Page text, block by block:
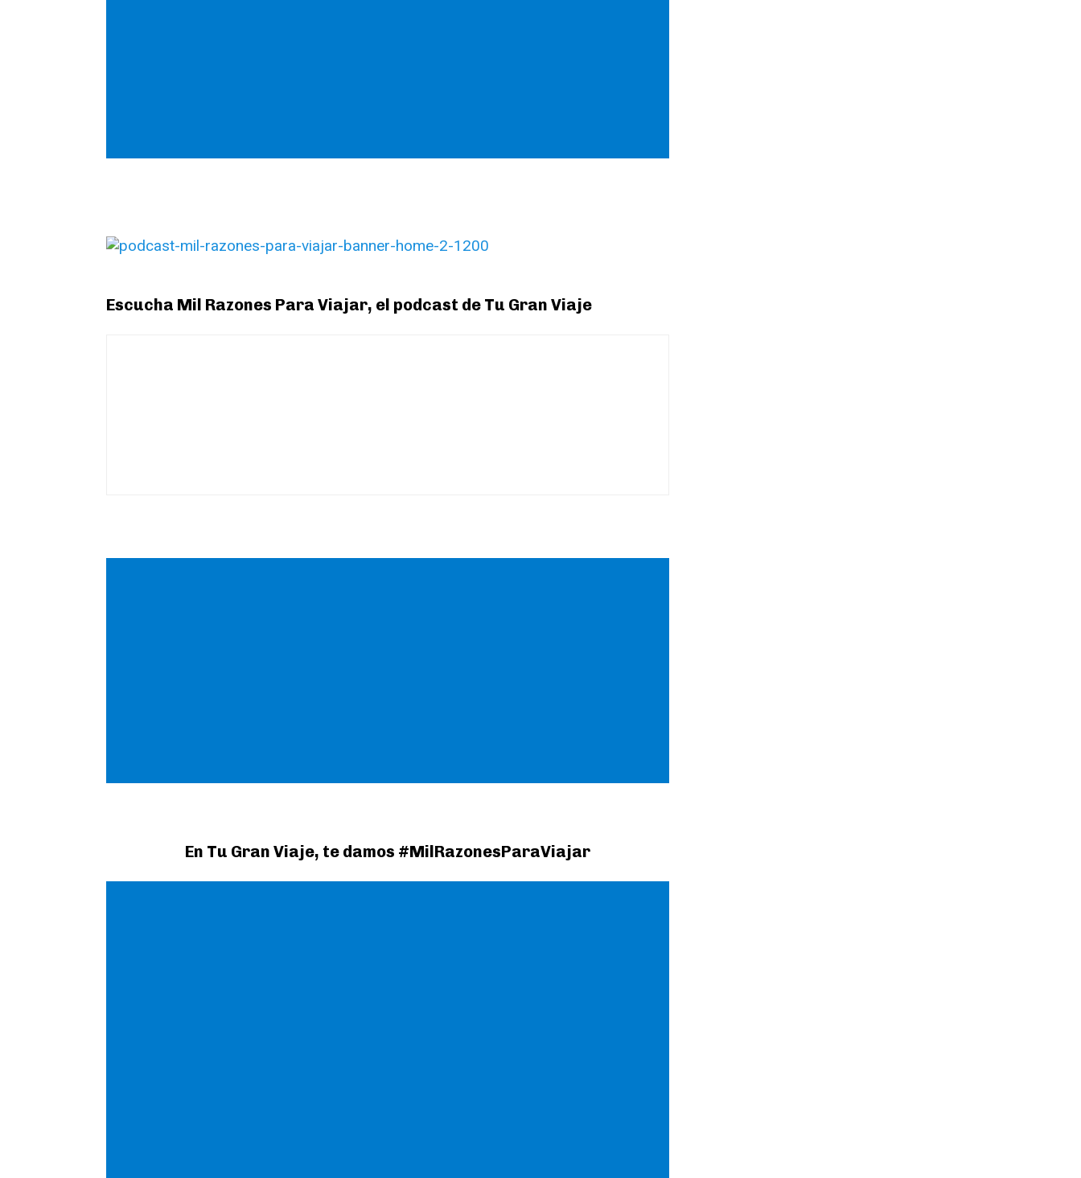
Escucha Mil Razones Para Viajar, el podcast de Tu Gran Viaje
En Tu Gran Viaje, te damos #MilRazonesParaViajar